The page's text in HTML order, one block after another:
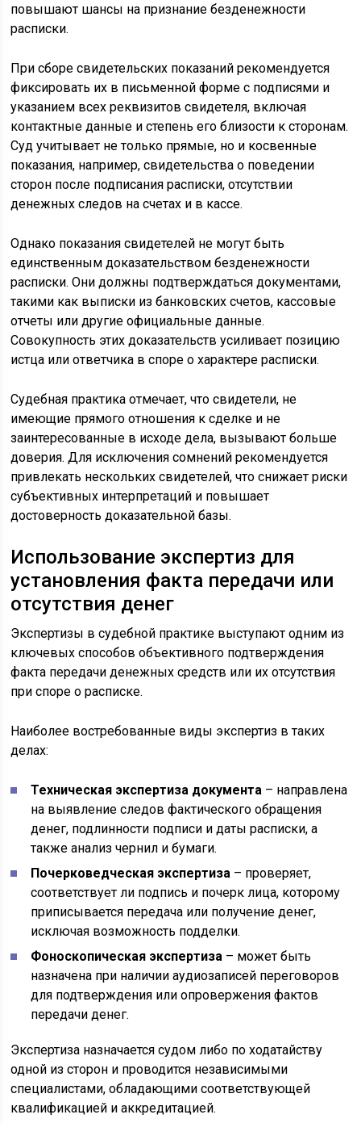
повышают шансы на признание безденежности
расписки.
При сборе свидетельских показаний рекомендуется
фиксировать их в письменной форме с подписями и
указанием всех реквизитов свидетеля, включая
контактные данные и степень его близости к сторонам.
Суд учитывает не только прямые, но и косвенные
показания, например, свидетельства о поведении
сторон после подписания расписки, отсутствии
денежных следов на счетах и в кассе.
Однако показания свидетелей не могут быть
единственным доказательством безденежности
расписки. Они должны подтверждаться документами,
такими как выписки из банковских счетов, кассовые
отчеты или другие официальные данные.
Совокупность этих доказательств усиливает позицию
истца или ответчика в споре о характере расписки.
Судебная практика отмечает, что свидетели, не
имеющие прямого отношения к сделке и не
заинтересованные в исходе дела, вызывают больше
доверия. Для исключения сомнений рекомендуется
привлекать нескольких свидетелей, что снижает риски
субъективных интерпретаций и повышает
достоверность доказательной базы.
Использование экспертиз для
установления факта передачи или
отсутствия денег
Экспертизы в судебной практике выступают одним из
ключевых способов объективного подтверждения
факта передачи денежных средств или их отсутствия
при споре о расписке.
Наиболее востребованные виды экспертиз в таких
делах:
Техническая экспертиза документа – направлена
на выявление следов фактического обращения
денег, подлинности подписи и даты расписки, а
также анализ чернил и бумаги.
Почерковедческая экспертиза – проверяет,
соответствует ли подпись и почерк лица, которому
приписывается передача или получение денег,
исключая возможность подделки.
Фоноскопическая экспертиза – может быть
назначена при наличии аудиозаписей переговоров
для подтверждения или опровержения фактов
передачи денег.
Экспертиза назначается судом либо по ходатайству
одной из сторон и проводится независимыми
специалистами, обладающими соответствующей
квалификацией и аккредитацией.